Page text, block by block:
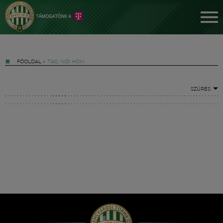
FŐOLDAL » TAG: NŐI HOKI
SZŰRÉS
Hírek